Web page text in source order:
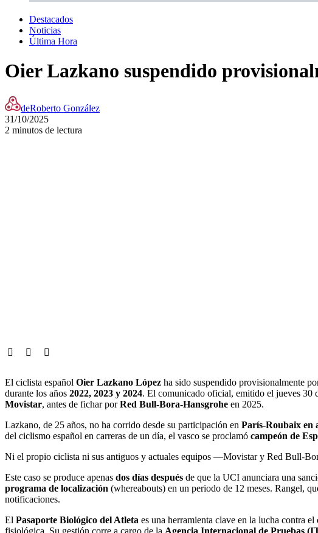
Destacados
Noticias
Última Hora
Oier Lazkano suspendido
deRoberto González
31/10/2025
2 minutos de lectura
El ciclista español Oier Lazkano López ha sido suspendido provisionalmente
durante los años 2022, 2023 y 2024. El comunicado oficial, emitido el jueves 30
Movistar, antes de fichar porRed Bull-Bora-Hansgrohe en 2025.
Lazkano, de 25 años, no ha corrido desde su participación en París-Roubaix en
del ciclismo español en carreras de un día, el vasco se proclamó campeón de
Ni el propio ciclista ni sus antiguos y actuales equipos —Movistar y Red Bull-
Este caso se produce apenas dos días después de que la UCI anunciara una
programa de localización (whereabouts) en un periodo de 12 meses. Rangel,
notificaciones.
El Pasaporte Biológico del Atleta es una herramienta clave en la lucha contra el
fisiológica. Su gestión corre a cargo de la Agencia Internacional de Pruebas